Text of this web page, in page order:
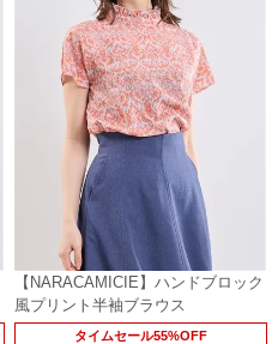
【NARACAMICIE】ハンドブロック
風プリント半袖ブラウス
タイムセール55%OFF